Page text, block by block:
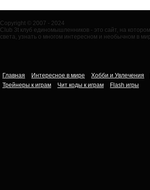
Copyright © 2007 - 2024
Club 3t клуб единомышленников - это сайт, на
света, узнать о многом интересном и необычном в
Главная Интересное в мире Хобби и Увлечения
Трейнеры к играм
Чит коды к играм Flash игры